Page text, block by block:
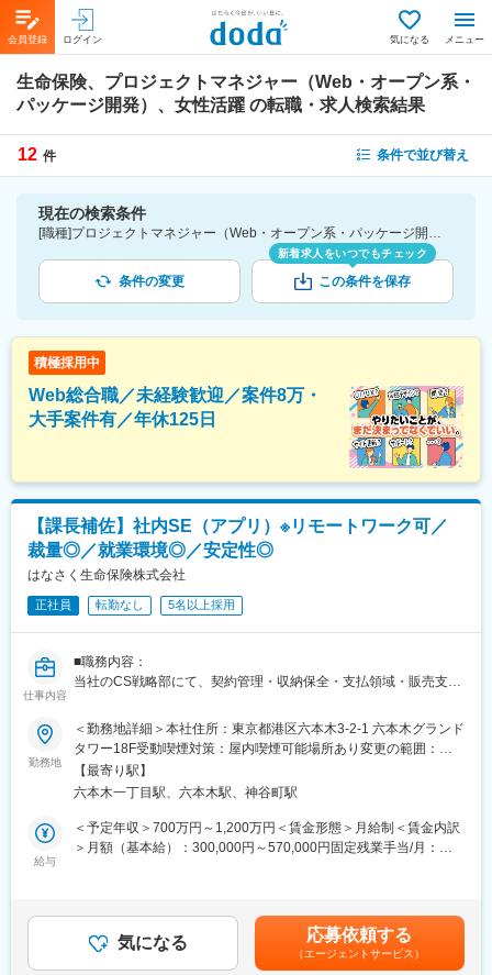
会員登録 ログイン 気になる メニュー
生命保険、プロジェクトマネジャー（Web・オープン系・
パッケージ開発）、女性活躍 の転職・求人検索結果
12 件 条件で並び替え
現在の検索条件
[職種]プロジェクトマネジャー（Web・オープン系・パッケージ開発）-業務系アプリケーションエンジニア・プログラマ [業種]生命保険-金融業界 [詳細条件](会社・職場の環境)女性活躍
条件の変更
新着求人をいつでもチェック
この条件を保存
積極採用中
Web総合職／未経験歓迎／案件8万・
大手案件有／年休125日
【課長補佐】社内SE（アプリ）※リモートワーク可／
裁量◎／就業環境◎／安定性◎
はなさく生命保険株式会社
正社員 転勤なし 5名以上採用
仕事内容
■職務内容：
当社のCS戦略部にて、契約管理・収納保全・支払領域・販売支援
す。システム企画、要件定義、ベンダーコントロール、コスト・
スケジュール管理、見積りや成果物チェックなどの上流工程をメ
インに以下業務を担当頂きます。ご経験に応じてアサインするプ
ロジェクトを決めていきます。
■業務詳細：
・生命保険の基幹系システムの開発（契約管理・収納保全・支払
領域）
業務効率化策の企画・事務設計
創業から3年と若い会社ですが、事業急成長中に伴い、変化やスピ
ードのある環境で経験を積むことができます。未整備な部分も多
勤務地
＜勤務地詳細＞本社住所：東京都港区六本木3-2-1 六本木グランド
タワー18F受動喫煙対策：屋内喫煙可能場所あり変更の範囲：会
社の定める事業所（リモートワーク含む）
【最寄り駅】
六本木一丁目駅、六本木駅、神谷町駅
給与
＜予定年収＞700万円～1,200万円＜賃金形態＞月給制＜賃金内訳
＞月額（基本給）：300,000円～570,000円固定残業手当/月：
上記年収は年２回の基本賞与、業績連動賞与を含む標準例賃金は
あくまでも目安の金額であり、選考を通じて上下する可能性があ
ります。月給(月額)は固定手当を含めた表記です。
気になる 応募依頼する
（エージェントサービス）